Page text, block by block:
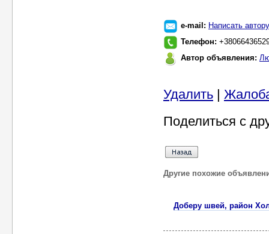
e-mail: Написать автору
Телефон:
Автор объявления:
Удалить |
Поделиться с
Другие похожие
Доберу швей, район